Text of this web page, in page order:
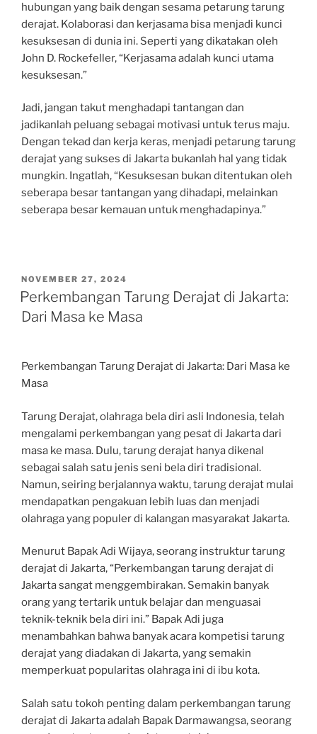
hubungan yang baik dengan sesama petarung tarung
derajat. Kolaborasi dan kerjasama bisa menjadi kunci
kesuksesan di dunia ini. Seperti yang dikatakan oleh
John D. Rockefeller, “Kerjasama adalah kunci utama
kesuksesan.”
Jadi, jangan takut menghadapi tantangan dan
jadikanlah peluang sebagai motivasi untuk terus maju.
Dengan tekad dan kerja keras, menjadi petarung tarung
derajat yang sukses di Jakarta bukanlah hal yang tidak
mungkin. Ingatlah, “Kesuksesan bukan ditentukan oleh
seberapa besar tantangan yang dihadapi, melainkan
seberapa besar kemauan untuk menghadapinya.”
POSTED
ON
NOVEMBER 27, 2024
Perkembangan Tarung Derajat di Jakarta:
Dari Masa ke Masa
Perkembangan Tarung Derajat di Jakarta: Dari Masa ke
Masa
Tarung Derajat, olahraga bela diri asli Indonesia, telah
mengalami perkembangan yang pesat di Jakarta dari
masa ke masa. Dulu, tarung derajat hanya dikenal
sebagai salah satu jenis seni bela diri tradisional.
Namun, seiring berjalannya waktu, tarung derajat mulai
mendapatkan pengakuan lebih luas dan menjadi
olahraga yang populer di kalangan masyarakat Jakarta.
Menurut Bapak Adi Wijaya, seorang instruktur tarung
derajat di Jakarta, “Perkembangan tarung derajat di
Jakarta sangat menggembirakan. Semakin banyak
orang yang tertarik untuk belajar dan menguasai
teknik-teknik bela diri ini.” Bapak Adi juga
menambahkan bahwa banyak acara kompetisi tarung
derajat yang diadakan di Jakarta, yang semakin
memperkuat popularitas olahraga ini di ibu kota.
Salah satu tokoh penting dalam perkembangan tarung
derajat di Jakarta adalah Bapak Darmawangsa, seorang